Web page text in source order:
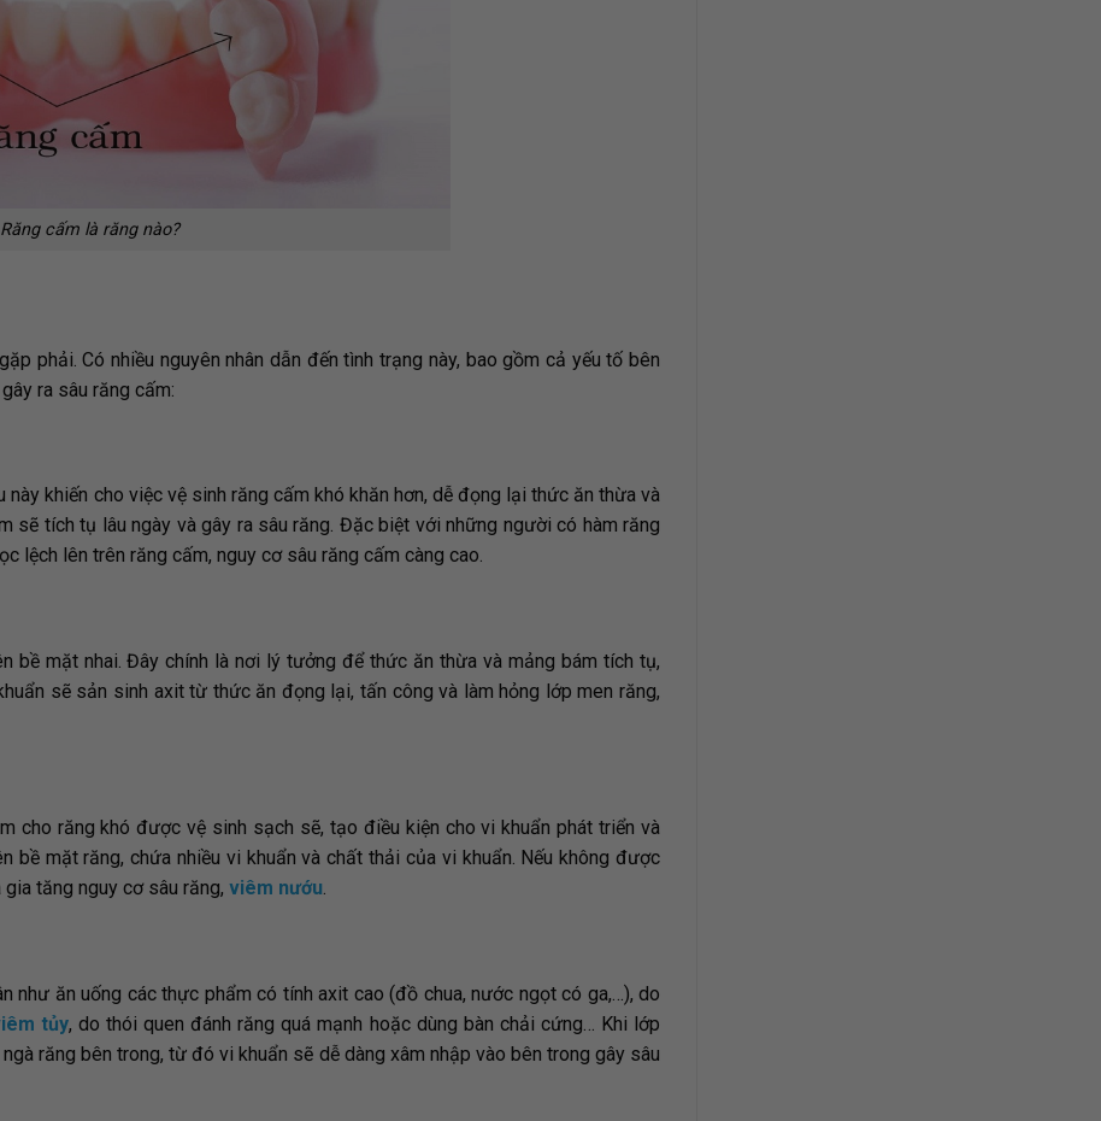
Răng cấm là răng nào?
phải. Có nhiều nguyên nhân dẫn đến tình trạng này, bao gồm cả yếu tố bên
ra sâu răng cấm:
khiến cho việc vệ sinh răng cấm khó khăn hơn, dễ đọng lại thức ăn thừa và
sẽ tích tụ lâu ngày và gây ra sâu răng. Đặc biệt với những người có hàm răng
lệch lên trên răng cấm, nguy cơ sâu răng cấm càng cao.
bề mặt nhai. Đây chính là nơi lý tưởng để thức ăn thừa và mảng bám tích tụ,
sẽ sản sinh axit từ thức ăn đọng lại, tấn công và làm hỏng lớp men răng,
cho răng khó được vệ sinh sạch sẽ, tạo điều kiện cho vi khuẩn phát triển và
bề mặt răng, chứa nhiều vi khuẩn và chất thải của vi khuẩn. Nếu không được
tăng nguy cơ sâu răng, viêm nướu.
như ăn uống các thực phẩm có tính axit cao (đồ chua, nước ngọt có ga,…), do
tủy, do thói quen đánh răng quá mạnh hoặc dùng bàn chải cứng… Khi lớp
răng bên trong, từ đó vi khuẩn sẽ dễ dàng xâm nhập vào bên trong gây sâu